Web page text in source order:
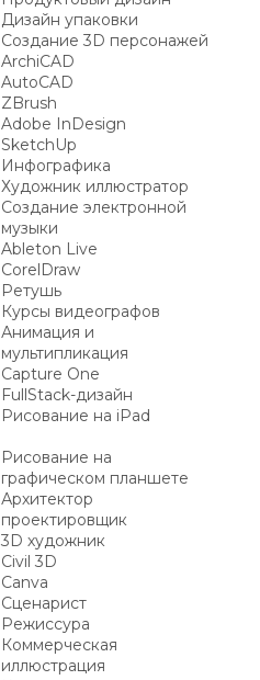
Дизайн упаковки
Создание 3D персонажей
ArchiCAD
AutoCAD
ZBrush
Adobe InDesign
SketchUp
Инфографика
Художник иллюстратор
Создание электронной
музыки
Ableton Live
CorelDraw
Ретушь
Курсы видеографов
Анимация и
мультипликация
Capture One
FullStack-дизайн
Рисование на iPad
Рисование на
графическом планшете
Архитектор
проектировщик
3D художник
Civil 3D
Canva
Сценарист
Режиссура
Коммерческая
иллюстрация